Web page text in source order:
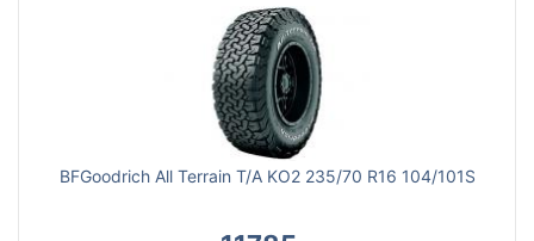
BFGoodrich All Terrain T/A KO2 235/70 R16 104/101S